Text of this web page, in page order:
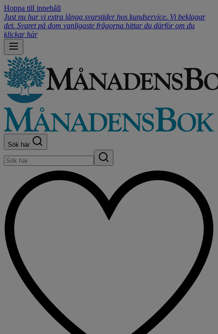
Hoppa till innehåll
Just nu har vi extra långa svarstider hos kundservice. Vi beklagar
det. Svaret på dom vanligaste frågorna hittar du därför om du
klickar här
Sök här